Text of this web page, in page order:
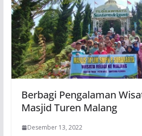
Berbagi Pengalaman
Masjid Turen Malang
Desember 13, 2022